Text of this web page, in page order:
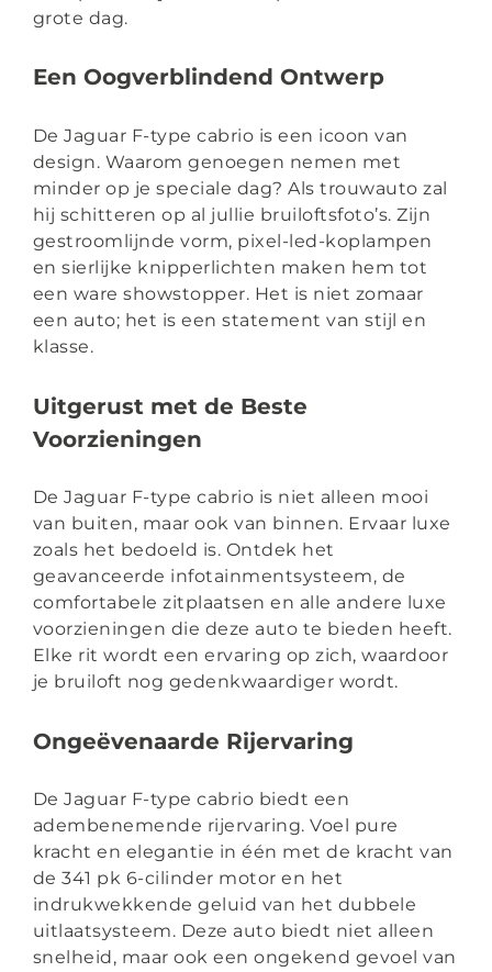
grote dag.
Een Oogverblindend Ontwerp
De Jaguar F-type cabrio is een icoon van
design. Waarom genoegen nemen met
minder op je speciale dag? Als trouwauto zal
hij schitteren op al jullie bruiloftsfoto’s. Zijn
gestroomlijnde vorm, pixel-led-koplampen
en sierlijke knipperlichten maken hem tot
een ware showstopper. Het is niet zomaar
een auto; het is een statement van stijl en
klasse.
Uitgerust met de Beste
Voorzieningen
De Jaguar F-type cabrio is niet alleen mooi
van buiten, maar ook van binnen. Ervaar luxe
zoals het bedoeld is. Ontdek het
geavanceerde infotainmentsysteem, de
comfortabele zitplaatsen en alle andere luxe
voorzieningen die deze auto te bieden heeft.
Elke rit wordt een ervaring op zich, waardoor
je bruiloft nog gedenkwaardiger wordt.
Ongeëvenaarde Rijervaring
De Jaguar F-type cabrio biedt een
adembenemende rijervaring. Voel pure
kracht en elegantie in één met de kracht van
de 341 pk 6-cilinder motor en het
indrukwekkende geluid van het dubbele
uitlaatsysteem. Deze auto biedt niet alleen
snelheid, maar ook een ongekend gevoel van